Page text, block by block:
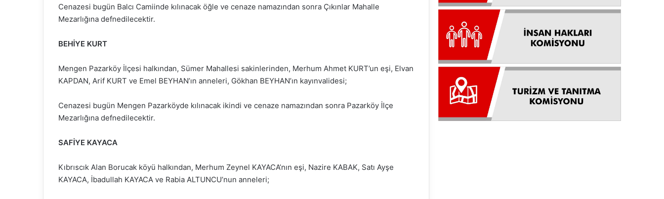
Cenazesi bugün Balcı Camiinde kılınacak öğle ve cenaze namazından sonra Çıkınlar Mahalle
Mezarlığına defnedilecektir.
BEHİYE KURT
Mengen Pazarköy İlçesi halkından, Sümer Mahallesi sakinlerinden, Merhum Ahmet KURT’un eşi, Elvan
KAPDAN, Arif KURT ve Emel BEYHAN’ın anneleri, Gökhan BEYHAN’ın kayınvalidesi;
Cenazesi bugün Mengen Pazarköyde kılınacak ikindi ve cenaze namazından sonra Pazarköy İlçe
Mezarlığına defnedilecektir.
SAFİYE KAYACA
Kıbrıscık Alan Borucak köyü halkından, Merhum Zeynel KAYACA’nın eşi, Nazire KABAK, Satı Ayşe
KAYACA, İbadullah KAYACA ve Rabia ALTUNCU’nun anneleri;